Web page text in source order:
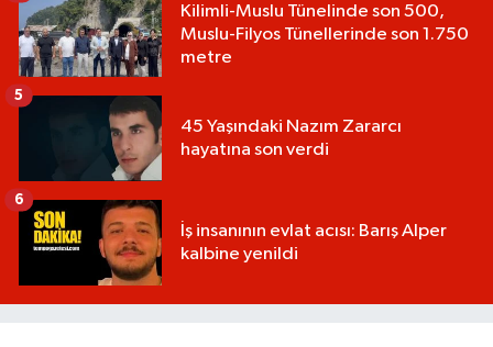
Kilimli-Muslu Tünelinde son 500,
Muslu-Filyos Tünellerinde son 1.750
metre
45 Yaşındaki Nazım Zararcı
hayatına son verdi
5
İş insanının evlat acısı: Barış Alper
kalbine yenildi
6